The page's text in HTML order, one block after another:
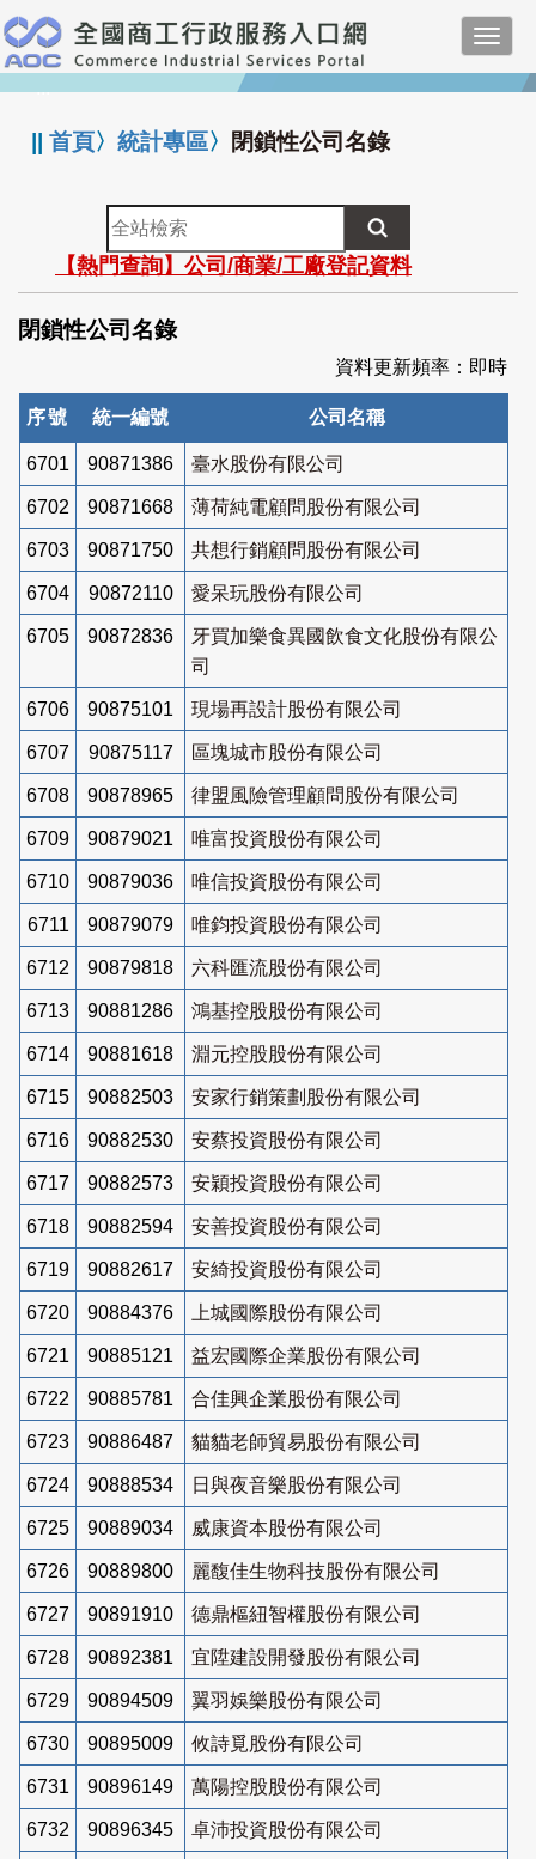
跳
到
主
要
:::
||首頁〉統計專區〉 閉鎖性公司名錄
全
站
檢
索
【熱門查詢】公司/商業/工廠登記資料
閉鎖性公司名錄
資料更新頻率：即時
序號 統一編號 公司名稱
6701 90871386 臺水股份有限公司
6702 90871668 薄荷純電顧問股份有限公司
6703 90871750 共想行銷顧問股份有限公司
6704 90872110 愛呆玩股份有限公司
6705 90872836
牙買加樂食異國飲食文化股份有限公
司
6706 90875101 現場再設計股份有限公司
6707 90875117 區塊城市股份有限公司
6708 90878965 律盟風險管理顧問股份有限公司
6709 90879021 唯富投資股份有限公司
6710 90879036 唯信投資股份有限公司
6711 90879079 唯鈞投資股份有限公司
6712 90879818 六科匯流股份有限公司
6713 90881286 鴻基控股股份有限公司
6714 90881618 淵元控股股份有限公司
6715 90882503 安家行銷策劃股份有限公司
6716 90882530 安蔡投資股份有限公司
6717 90882573 安穎投資股份有限公司
6718 90882594 安善投資股份有限公司
6719 90882617 安綺投資股份有限公司
6720 90884376 上城國際股份有限公司
6721 90885121 益宏國際企業股份有限公司
6722 90885781 合佳興企業股份有限公司
6723 90886487 貓貓老師貿易股份有限公司
6724 90888534 日與夜音樂股份有限公司
6725 90889034 威康資本股份有限公司
6726 90889800 麗馥佳生物科技股份有限公司
6727 90891910 德鼎樞紐智權股份有限公司
6728 90892381 宜陞建設開發股份有限公司
6729 90894509 翼羽娛樂股份有限公司
6730 90895009 攸詩覓股份有限公司
6731 90896149 萬陽控股股份有限公司
6732 90896345 卓沛投資股份有限公司